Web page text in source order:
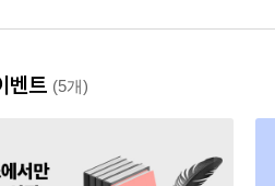
벤트 (5개)